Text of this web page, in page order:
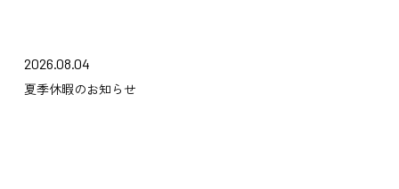
2026.08.04
夏季休暇のお知らせ